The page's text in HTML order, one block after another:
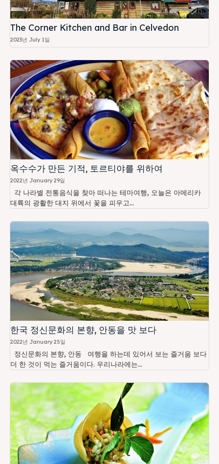
The Corner Kitchen and Bar in Celvedon
2023년 July 1일
옥수수가 만든 기적, 토르티야를 위하여
2022년 January 29일
대륙의 광활한 대지 위에서 꽃을 피우고...
한국 정신문화의 본향, 안동을 맛 보다
2022년 January 25일
정신문화의 본향, 안동 여행을 하는데 있어서 보는 즐거움 보다
더 한 것이 먹는 즐거움이다. 우리나라에는...